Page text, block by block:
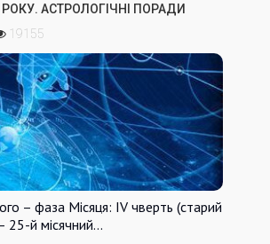
АСТРОЛОГІЧНІ ПОРАДИ
19155
– фаза Місяця: IV чверть (старий
25-й місячний…